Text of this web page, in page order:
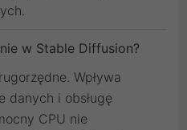
w Stable Diffusion?
Wpływa
danych i obsługę
CPU nie